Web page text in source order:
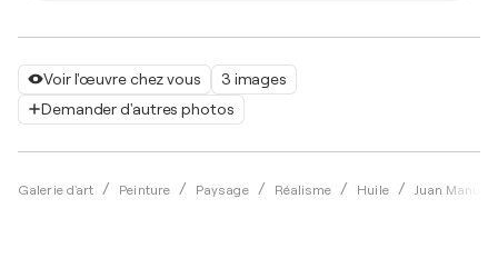
Voir l'œuvre chez vous
3 images
Demander d'autres photos
Galerie d'art Peinture Paysage Réalisme Huile Juan Manuel